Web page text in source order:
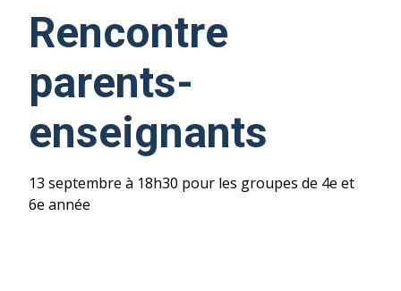
Rencontre
parents-
enseignants
13 septembre à 18h30 pour les groupes de 4e et
6e année